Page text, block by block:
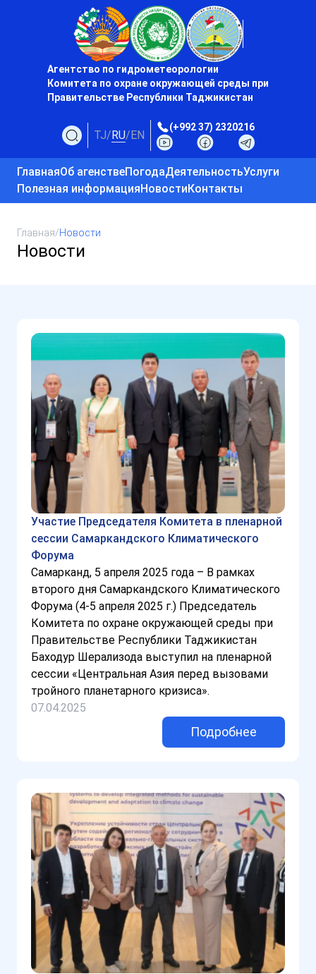
Агентство по гидрометеорологии
Комитета по охране окружающей среды при
Правительстве Республики Таджикистан
TJ/RU/EN
(+992 37) 2320216
ГлавнаяОб агенствеПогодаДеятельностьУслуги
Полезная информацияНовостиКонтакты
Главная/Новости
Новости
Участие Председателя Комитета в пленарной
сессии Самаркандского Климатического
Форума
Самарканд, 5 апреля 2025 года – В рамках
второго дня Самаркандского Климатического
Форума (4-5 апреля 2025 г.) Председатель
Комитета по охране окружающей среды при
Правительстве Республики Таджикистан
Баходур Шерализода выступил на пленарной
сессии «Центральная Азия перед вызовами
тройного планетарного кризиса».
07.04.2025
Подробнее